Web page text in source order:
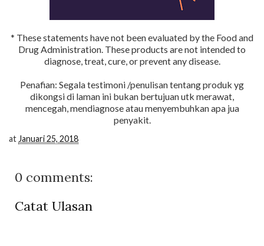
* These statements have not been evaluated by the Food and
Drug Administration. These products are not intended to
diagnose, treat, cure, or prevent any disease.
Penafian: Segala testimoni /penulisan tentang produk yg
dikongsi di laman ini bukan bertujuan utk merawat,
mencegah, mendiagnose atau menyembuhkan apa jua
penyakit.
at Januari 25, 2018
0 comments:
Catat Ulasan